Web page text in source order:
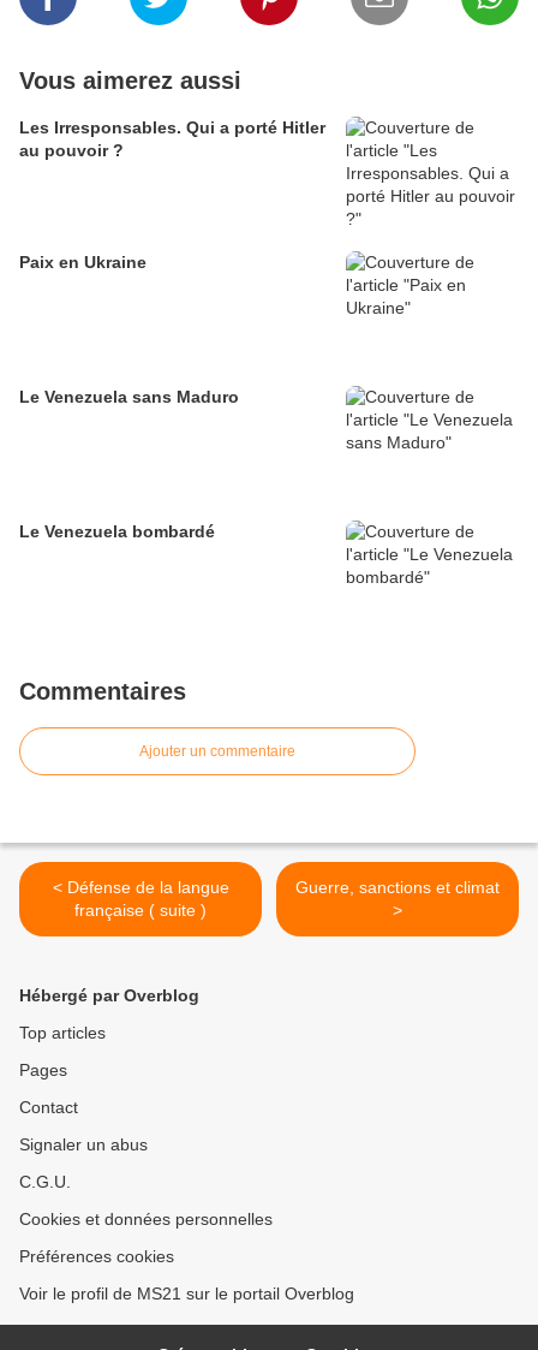
Vous aimerez aussi
Les Irresponsables. Qui a porté Hitler
au pouvoir ?
Paix en Ukraine
Le Venezuela sans Maduro
Le Venezuela bombardé
Commentaires
Ajouter un commentaire
< Défense de la langue
française ( suite )
Guerre, sanctions et climat
>
Hébergé par Overblog
Top articles
Pages
Contact
Signaler un abus
C.G.U.
Cookies et données personnelles
Préférences cookies
Voir le profil de MS21 sur le portail Overblog